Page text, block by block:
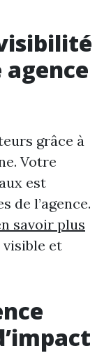
grâce à
Votre
est
de l’agence.
savoir plus
et